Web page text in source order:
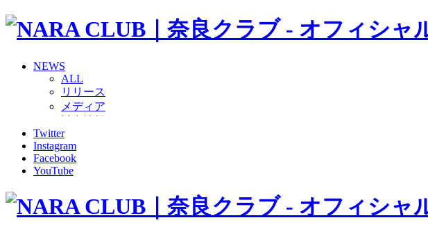
NEWS
ALL
リリース
メディア
グッズ
ファンコミュニティ
普及・育成
ホームタウン
その他
Twitter
Instagram
Facebook
YouTube